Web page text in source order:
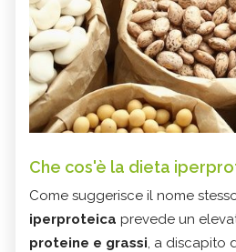
Che cos'è la dieta
Come suggerisce il nome
iperproteica prevede un
proteine e grassi, a discapito